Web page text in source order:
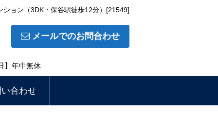
ョン（3DK・保谷駅徒歩12分）[21549]
メールでのお問合わせ
】年中無休
合わせ